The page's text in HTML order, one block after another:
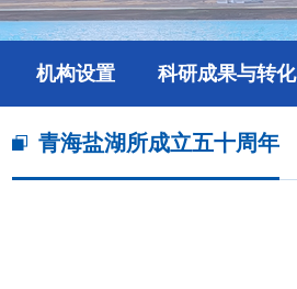
机构设置 科研成果与转化
青海盐湖所成立五十周年